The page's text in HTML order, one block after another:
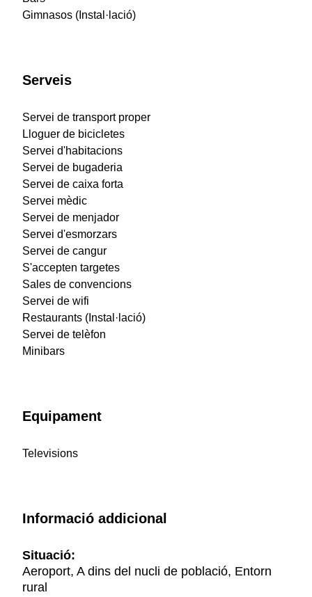
Gimnasos (Instal·lació)
Serveis
Servei de transport proper
Lloguer de bicicletes
Servei d'habitacions
Servei de bugaderia
Servei de caixa forta
Servei mèdic
Servei de menjador
Servei d'esmorzars
Servei de cangur
S'accepten targetes
Sales de convencions
Servei de wifi
Restaurants (Instal·lació)
Servei de telèfon
Minibars
Equipament
Televisions
Informació addicional
Situació:
Aeroport, A dins del nucli de població, Entorn
rural